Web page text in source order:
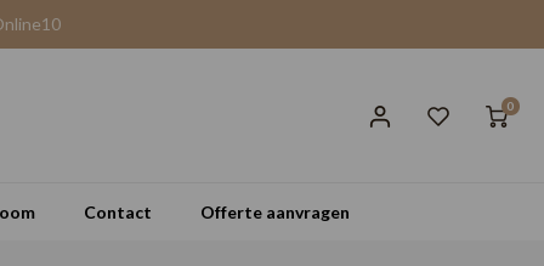
0
Contact Offerte aanvragen